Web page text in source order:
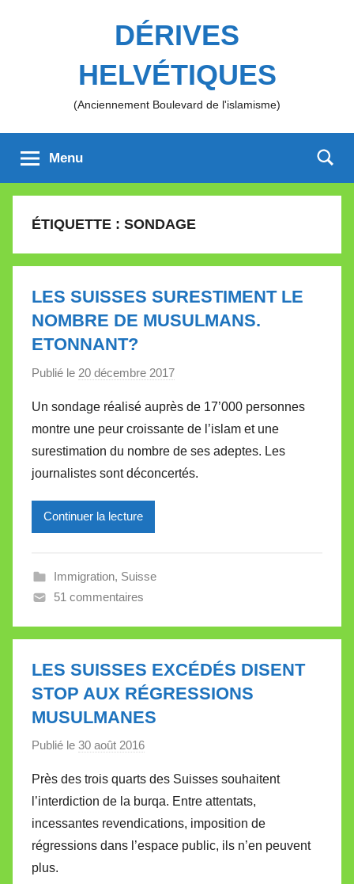
DÉRIVES
HELVÉTIQUES
(Anciennement Boulevard de l'islamisme)
Menu
ÉTIQUETTE : SONDAGE
LES SUISSES SURESTIMENT LE
NOMBRE DE MUSULMANS.
ETONNANT?
Publié le 20 décembre 2017
r
M
i
r
l
t
Un sondage réalisé auprès de 17’000 personnes
montre une peur croissante de l’islam et une
surestimation du nombre de ses adeptes. Les
journalistes sont déconcertés.
Continuer la lecture
Immigration, Suisse
51 commentaires
LES SUISSES EXCÉDÉS DISENT
STOP AUX RÉGRESSIONS
MUSULMANES
Publié le 30 août 2016
r
M
i
r
Près des trois quarts des Suisses souhaitent
l’interdiction de la burqa. Entre attentats,
incessantes revendications, imposition de
régressions dans l’espace public, ils n’en peuvent
plus.